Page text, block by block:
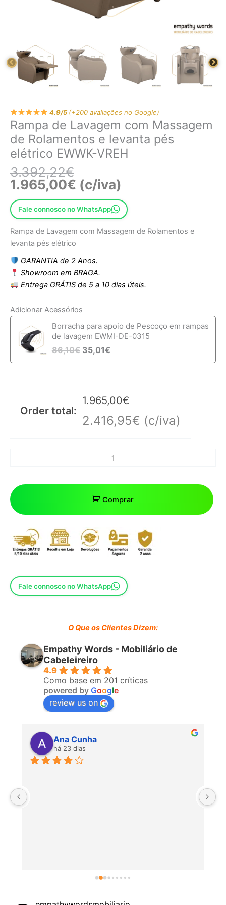
4.9/5(+200 avaliações no Google)
Rampa de Lavagem com Massagem
de Rolamentos e levanta pés
elétrico EWWK-VREH
3.392,22€
1.965,00€ (c/iva)
Fale connosco no WhatsApp
Rampa de Lavagem com Massagem de Rolamentos e
levanta pés elétrico
GARANTIA de 2 Anos.
Showroom em BRAGA.
Entrega GRÁTIS de 5 a 10 dias úteis.
Adicionar Acessórios
Borracha para apoio de Pescoço em rampas
de lavagem EWMI-DE-0315
86,10€ 35,01€
Order total:
1.965,00€
2.416,95€ (c/iva)
Comprar
Fale connosco no WhatsApp
O Que os Clientes Dizem:
Empathy Words - Mobiliário de
Cabeleireiro
4.9
Como base em 201 críticas
powered by Google
review us on
Ana Cunha
há 23 dias